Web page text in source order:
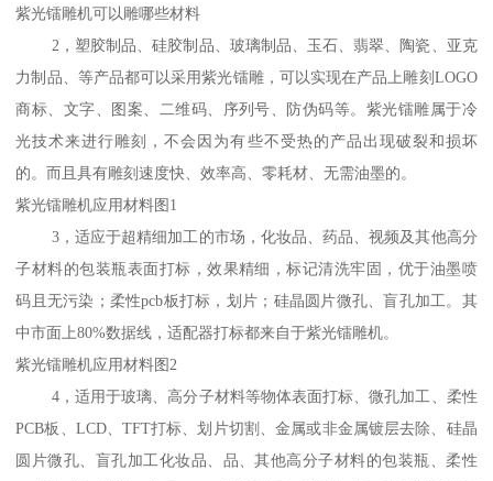
紫光镭雕机可以雕哪些材料
2，塑胶制品、硅胶制品、玻璃制品、玉石、翡翠、陶瓷、亚克
力制品、等产品都可以采用紫光镭雕，可以实现在产品上雕刻LOGO
商标、文字、图案、二维码、序列号、防伪码等。紫光镭雕属于冷
光技术来进行雕刻，不会因为有些不受热的产品出现破裂和损坏
的。而且具有雕刻速度快、效率高、零耗材、无需油墨的。
紫光镭雕机应用材料图1
3，适应于超精细加工的市场，化妆品、药品、视频及其他高分
子材料的包装瓶表面打标，效果精细，标记清洗牢固，优于油墨喷
码且无污染；柔性pcb板打标，划片；硅晶圆片微孔、盲孔加工。其
中市面上80%数据线，适配器打标都来自于紫光镭雕机。
紫光镭雕机应用材料图2
4，适用于玻璃、高分子材料等物体表面打标、微孔加工、柔性
PCB板、LCD、TFT打标、划片切割、金属或非金属镀层去除、硅晶
圆片微孔、盲孔加工化妆品、品、其他高分子材料的包装瓶、柔性